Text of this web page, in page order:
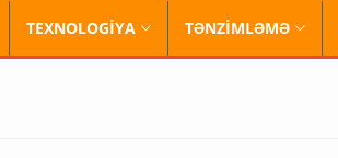
TEXNOLOGİYA TƏNZİMLƏMƏ